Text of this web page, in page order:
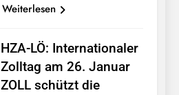
Weiterlesen
HZA-LÖ: Internationaler
Zolltag am 26. Januar
ZOLL schützt die